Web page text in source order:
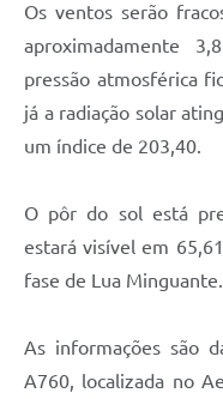
Os ventos serão
aproximadamente
pressão atmosférica
já a radiação solar
um índice de 203,40.
O pôr do sol está
estará visível em
fase de Lua Minguante.
As informações são
A760, localizada no